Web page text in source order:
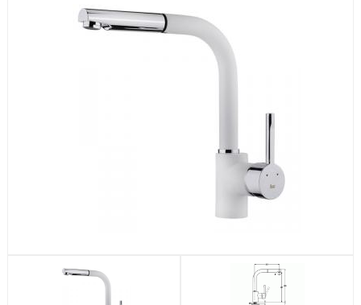
Стиральные машины